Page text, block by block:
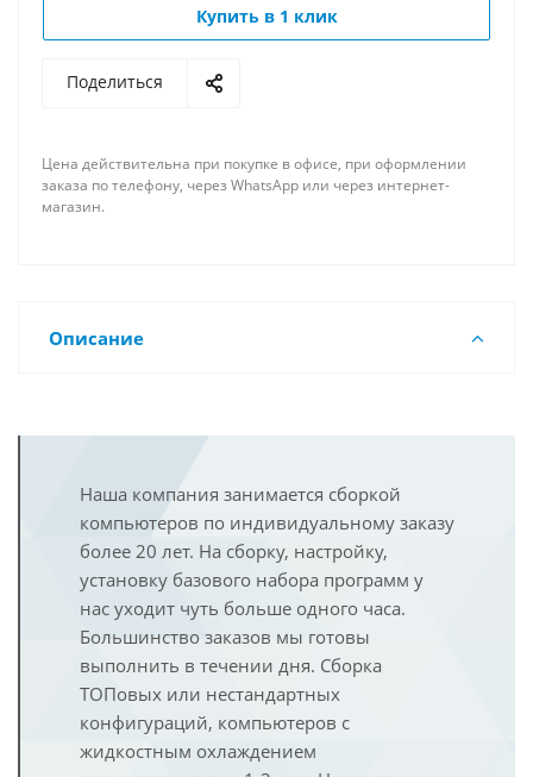
Купить в 1 клик
Поделиться
Цена действительна при покупке в офисе, при оформлении
заказа по телефону, через WhatsApp или через интернет-
магазин.
Описание
Наша компания занимается сборкой
компьютеров по индивидуальному заказу
более 20 лет. На сборку, настройку,
установку базового набора программ у
нас уходит чуть больше одного часа.
Большинство заказов мы готовы
выполнить в течении дня. Сборка
ТОПовых или нестандартных
конфигураций, компьютеров с
жидкостным охлаждением